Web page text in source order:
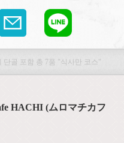
골 포함 총 7품 "식사만 코스"
HACHI (ムロマチカフ